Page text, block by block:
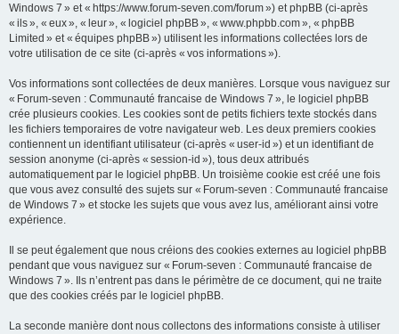
Windows 7 » et « https://www.forum-seven.com/forum ») et phpBB (ci-après
« ils », « eux », « leur », « logiciel phpBB », « www.phpbb.com », « phpBB
Limited » et « équipes phpBB ») utilisent les informations collectées lors de
votre utilisation de ce site (ci-après « vos informations »).
Vos informations sont collectées de deux manières. Lorsque vous naviguez sur
« Forum-seven : Communauté francaise de Windows 7 », le logiciel phpBB
crée plusieurs cookies. Les cookies sont de petits fichiers texte stockés dans
les fichiers temporaires de votre navigateur web. Les deux premiers cookies
contiennent un identifiant utilisateur (ci-après « user-id ») et un identifiant de
session anonyme (ci-après « session-id »), tous deux attribués
automatiquement par le logiciel phpBB. Un troisième cookie est créé une fois
que vous avez consulté des sujets sur « Forum-seven : Communauté francaise
de Windows 7 » et stocke les sujets que vous avez lus, améliorant ainsi votre
expérience.
Il se peut également que nous créions des cookies externes au logiciel phpBB
pendant que vous naviguez sur « Forum-seven : Communauté francaise de
Windows 7 ». Ils n’entrent pas dans le périmètre de ce document, qui ne traite
que des cookies créés par le logiciel phpBB.
La seconde manière dont nous collectons des informations consiste à utiliser